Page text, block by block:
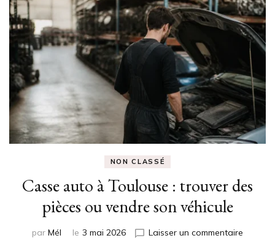
NON CLASSÉ
Casse auto à Toulouse : trouver des
pièces ou vendre son véhicule
par Mél le 3 mai 2026 Laisser un commentaire